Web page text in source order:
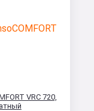
VRC 720,